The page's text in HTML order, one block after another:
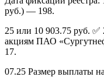
руб.) — 198.
25 или 10 903.75 руб.
акциям ПАО
17.
07.25 Размер выплаты